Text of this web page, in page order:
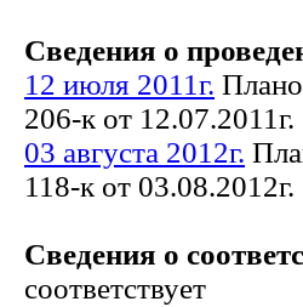
Сведения о
12 июля 2011г.
206-к от 12.07.2011г.
03 августа 2012г.
118-к от 03.08.2012г.
Сведения о
соответствует